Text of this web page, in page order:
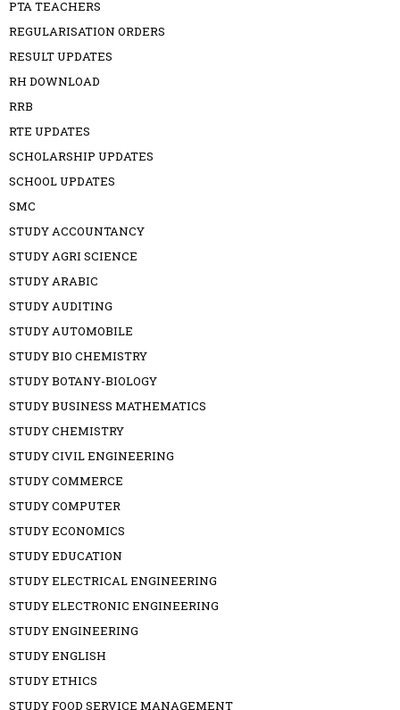
PTA TEACHERS
REGULARISATION ORDERS
RESULT UPDATES
RH DOWNLOAD
RRB
RTE UPDATES
SCHOLARSHIP UPDATES
SCHOOL UPDATES
SMC
STUDY ACCOUNTANCY
STUDY AGRI SCIENCE
STUDY ARABIC
STUDY AUDITING
STUDY AUTOMOBILE
STUDY BIO CHEMISTRY
STUDY BOTANY-BIOLOGY
STUDY BUSINESS MATHEMATICS
STUDY CHEMISTRY
STUDY CIVIL ENGINEERING
STUDY COMMERCE
STUDY COMPUTER
STUDY ECONOMICS
STUDY EDUCATION
STUDY ELECTRICAL ENGINEERING
STUDY ELECTRONIC ENGINEERING
STUDY ENGINEERING
STUDY ENGLISH
STUDY ETHICS
STUDY FOOD SERVICE MANAGEMENT